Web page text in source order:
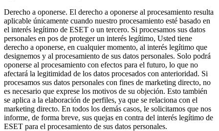
Derecho a oponerse. El derecho a oponerse al procesamiento resulta
aplicable únicamente cuando nuestro procesamiento esté basado en
el interés legítimo de ESET o un tercero. Si procesamos sus datos
personales en pos de proteger un interés legítimo, Usted tiene
derecho a oponerse, en cualquier momento, al interés legítimo que
designemos y al procesamiento de sus datos personales. Solo podrá
oponerse al procesamiento con efectos para el futuro, lo que no
afectará la legitimidad de los datos procesados con anterioridad. Si
procesamos sus datos personales con fines de marketing directo, no
es necesario que exprese los motivos de su objeción. Esto también
se aplica a la elaboración de perfiles, ya que se relaciona con el
marketing directo. En todos los demás casos, le solicitamos que nos
informe, de forma breve, sus quejas en contra del interés legítimo de
ESET para el procesamiento de sus datos personales.